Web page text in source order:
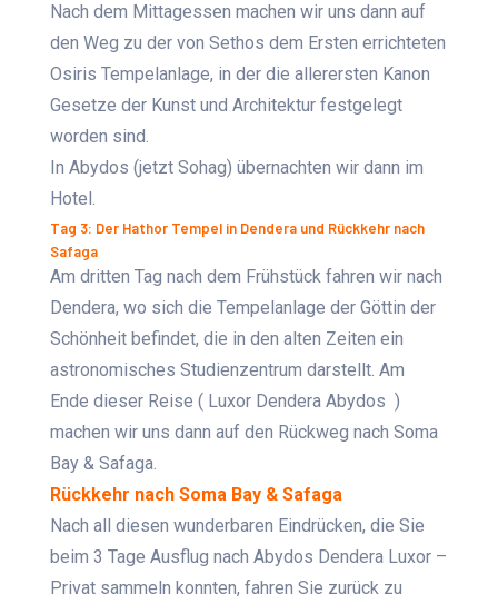
Nach dem Mittagessen machen wir uns dann auf
den Weg zu der von Sethos dem Ersten errichteten
Osiris Tempelanlage, in der die allerersten Kanon
Gesetze der Kunst und Architektur festgelegt
worden sind.
In Abydos (jetzt Sohag) übernachten wir dann im
Hotel.
Tag 3: Der Hathor Tempel in Dendera und Rückkehr nach
Safaga
Am dritten Tag nach dem Frühstück fahren wir nach
Dendera, wo sich die Tempelanlage der Göttin der
Schönheit befindet, die in den alten Zeiten ein
astronomisches Studienzentrum darstellt. Am
Ende dieser Reise ( Luxor Dendera Abydos )
machen wir uns dann auf den Rückweg nach Soma
Bay & Safaga.
Rückkehr nach Soma Bay & Safaga
Nach all diesen wunderbaren Eindrücken, die Sie
beim3 Tage Ausflug nach Abydos Dendera Luxor –
Privat sammeln konnten, fahren Sie zurück zu